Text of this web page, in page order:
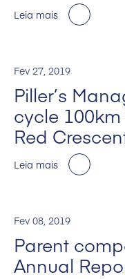
Leia mais
Fev 27, 2019
Piller’s
cycle
Red
Leia mais
Fev 08, 2019
Parent
Annual